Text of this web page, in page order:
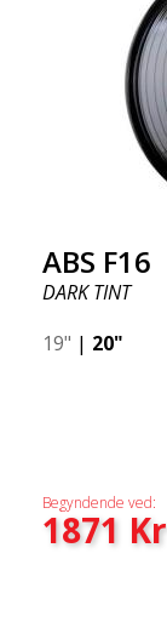
ABS F16
DARK TINT
19" | 20"
Begyndende ved:
1871 Kr